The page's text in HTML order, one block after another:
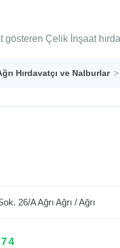
gösteren Çelik İnşaat
Hırdavatçı ve Nalburlar
26/A AğrıAğrı /Ağrı